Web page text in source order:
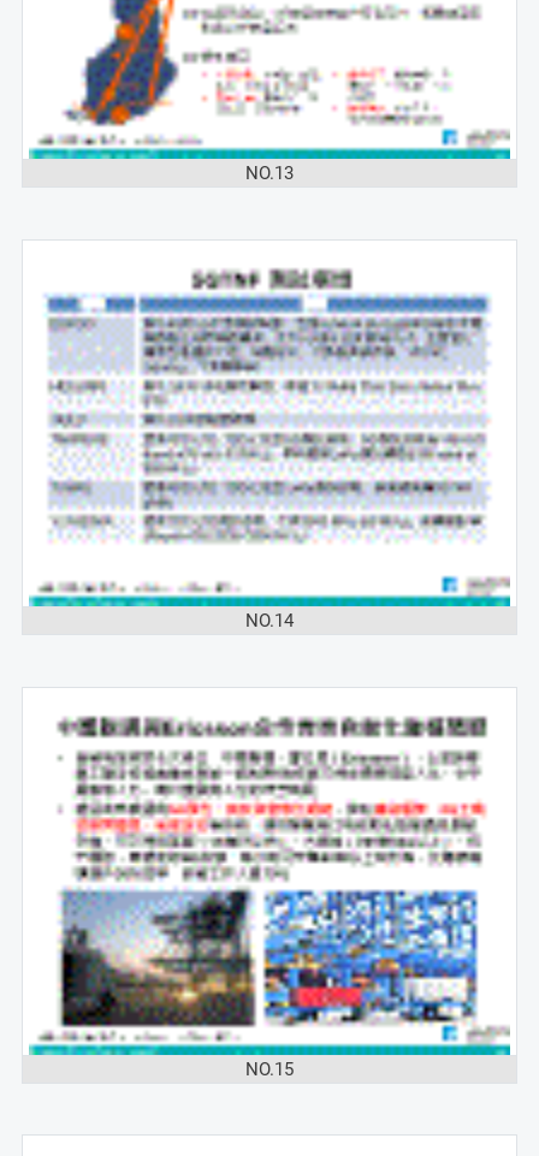
NO.13
NO.14
NO.15